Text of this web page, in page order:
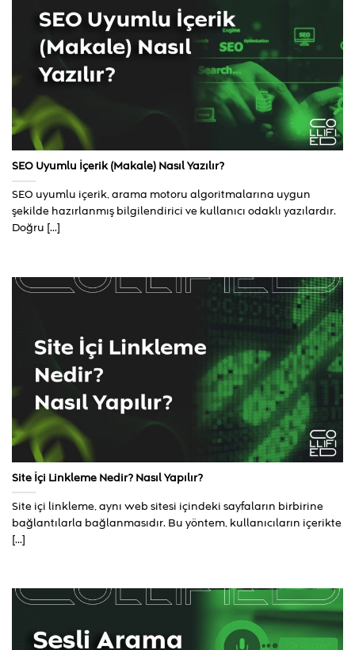
SEO Uyumlu İçerik (Makale) Nasıl Yazılır?
SEO uyumlu içerik, arama motoru algoritmalarına uygun
şekilde hazırlanmış bilgilendirici ve kullanıcı odaklı yazılardır.
Doğru [...]
Site İçi Linkleme Nedir? Nasıl Yapılır?
Site içi linkleme, aynı web sitesi içindeki sayfaların birbirine
bağlantılarla bağlanmasıdır. Bu yöntem, kullanıcıların içerikte
[...]